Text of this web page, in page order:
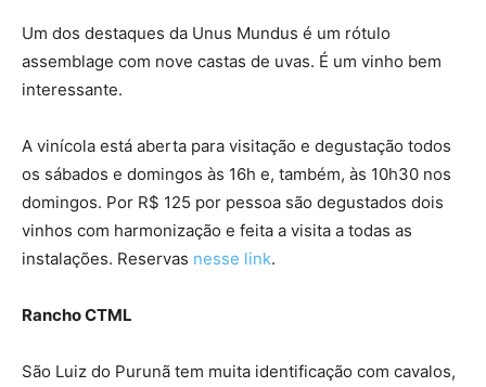
Um dos destaques da Unus Mundus é um rótulo
assemblage com nove castas de uvas. É um vinho bem
interessante.
A vinícola está aberta para visitação e degustação todos
os sábados e domingos às 16h e, também, às 10h30 nos
domingos. Por R$ 125 por pessoa são degustados dois
vinhos com harmonização e feita a visita a todas as
instalações. Reservas nesse link.
Rancho CTML
São Luiz do Purunã tem muita identificação com cavalos,